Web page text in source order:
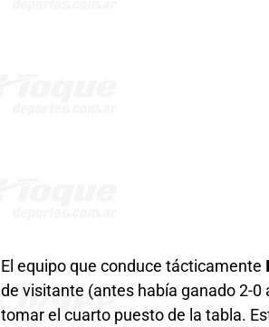
El equipo que conduce tácticamente
de visitante (antes había ganado 2-0
tomar el cuarto puesto de la tabla.